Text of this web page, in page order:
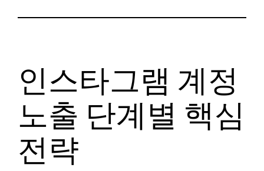
인스타그램 계정
노출 단계별 핵심
전략